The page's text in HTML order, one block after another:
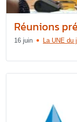
Réunions
16 juin La UNE du